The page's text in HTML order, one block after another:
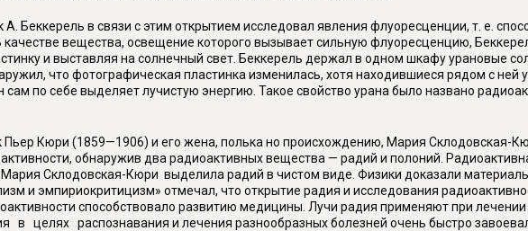
Беккерель в связи с этим открытием исследовал явления флуоресценции, т. е.
вещества, освещение которого вызывает сильную флуоресценцию,
и выставляя на солнечный свет. Беккерель держал в одном шкафу урановые
что фотографическая пластинка изменилась, хотя находившиеся рядом с ней
по себе выделяет лучистую энергию. Такое свойство урана было названо
Пьер Кюри (1859—1906) и его жена, полька но происхождению, Мария Склодовская-
обнаружив два радиоактивных вещества — радий и полоний.
Склодовская-Кюри выделила радий в чистом виде. Физики доказали
и эмпириокритицизм» отмечал, что открытие радия и исследования
способствовало развитию медицины. Лучи радия применяют при
в целях распознавания и лечения разнообразных болезней очень быстро